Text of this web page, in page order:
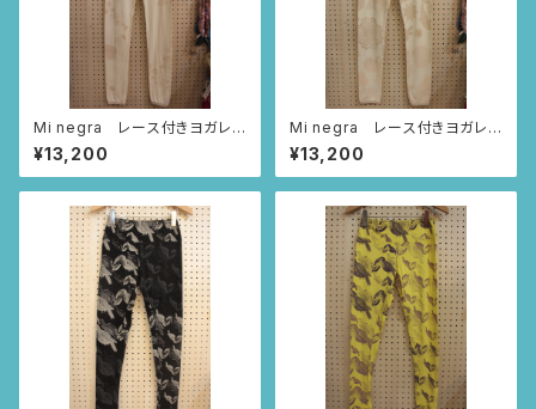
Mi negra レース付きヨガレギ
ンス （アイボリー/いちごとあり
柄）
¥13,200
Mi negra レース付きヨガレギ
ンス （アイボリー/アニマルニャ
ンドゥティ柄）
¥13,200